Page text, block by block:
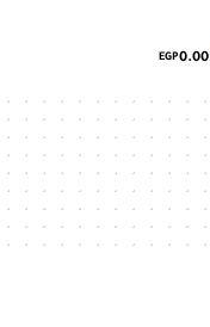
EGP0.00